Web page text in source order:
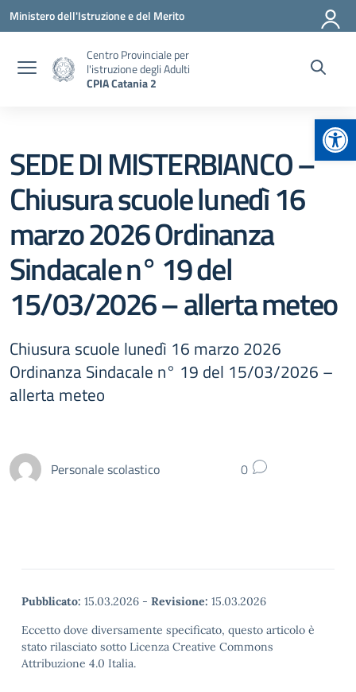
Vai ai contenuti
Vai al menu di navigazione
Vai al footer
Ministero dell'Istruzione e del Merito
Centro Provinciale per
l'istruzione degli Adulti
CPIA Catania 2
SEDE DI MISTERBIANCO –
Chiusura scuole lunedì 16
marzo 2026 Ordinanza
Sindacale n° 19 del
15/03/2026 – allerta meteo
Chiusura scuole lunedì 16 marzo 2026
Ordinanza Sindacale n° 19 del 15/03/2026 –
allerta meteo
Personale scolastico 0
Pubblicato: 15.03.2026 - Revisione: 15.03.2026
Eccetto dove diversamente specificato, questo articolo è
stato rilasciato sotto Licenza Creative Commons
Attribuzione 4.0 Italia.